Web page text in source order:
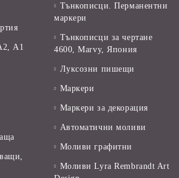
А1
Тънкописци. Перманентни
маркери
Тънкописци за чертане
4600, Marvy, Япония
Луксозни пишещи
Маркери
Маркери за декорация
Автоматични моливи
Моливи графитни
Моливи Lyra Rembrandt Art